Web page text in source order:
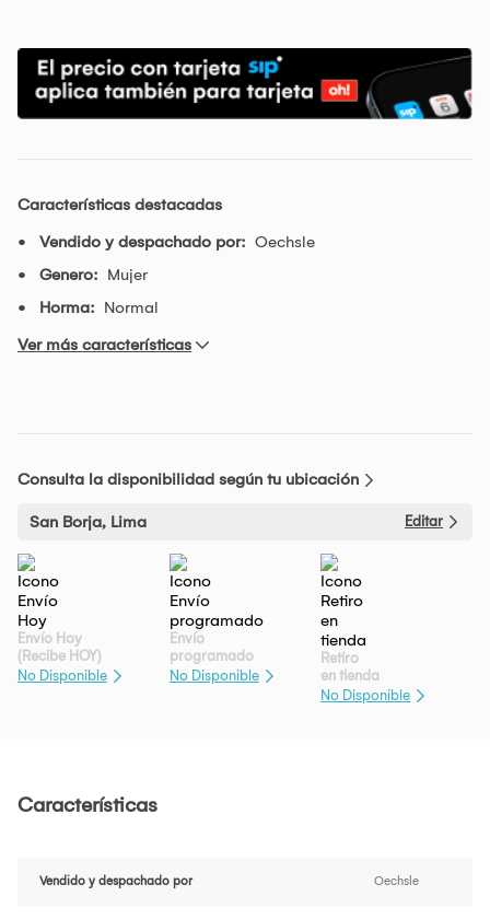
Características destacadas
Vendido y despachado por: Oechsle
Genero: Mujer
Horma: Normal
Ver más características
Consulta la disponibilidad según tu ubicación
San Borja, Lima Editar
Envío Hoy
(Recibe HOY)
No Disponible
Envío
programado
No Disponible
Retiro
en tienda
No Disponible
Características
Vendido y despachado por Oechsle